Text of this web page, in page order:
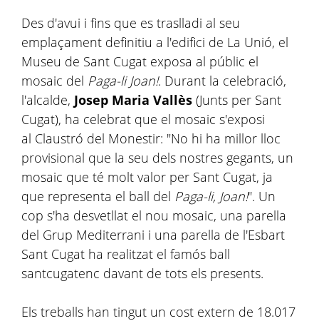
Des d'avui i fins que es traslladi al seu
emplaçament definitiu a l'edifici de La Unió, el
Museu de Sant Cugat exposa al públic el
mosaic del Paga-li Joan!. Durant la celebració,
l'alcalde, Josep Maria Vallès (Junts per Sant
Cugat), ha celebrat que el mosaic s'exposi
al Claustró del Monestir: "No hi ha millor lloc
provisional que la seu dels nostres gegants, un
mosaic que té molt valor per Sant Cugat, ja
que representa el ball del Paga-li, Joan!". Un
cop s'ha desvetllat el nou mosaic, una parella
del Grup Mediterrani i una parella de l'Esbart
Sant Cugat ha realitzat el famós ball
santcugatenc davant de tots els presents.
Els treballs han tingut un cost extern de 18.017